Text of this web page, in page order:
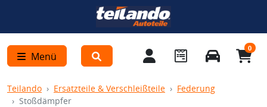
Menü
0
Teilando Ersatzteile & Verschleißteile
Federung
Stoßdämpfer